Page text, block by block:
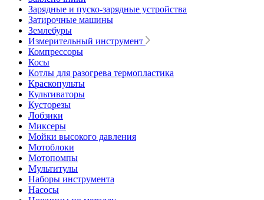
Зарядные и пуско-зарядные устройства
Затирочные машины
Землебуры
Измерительный инструмент
Компрессоры
Косы
Котлы для разогрева термопластика
Краскопульты
Культиваторы
Кусторезы
Лобзики
Миксеры
Мойки высокого давления
Мотоблоки
Мотопомпы
Мультитулы
Наборы инструмента
Насосы